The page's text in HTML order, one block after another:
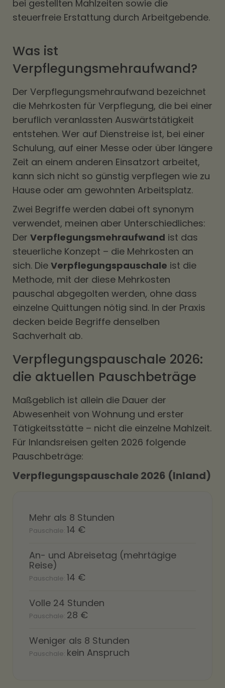
bei gestellten Mahlzeiten sowie die
steuerfreie Erstattung durch Arbeitgebende.
Was ist
Verpflegungsmehraufwand?
Der Verpflegungsmehraufwand bezeichnet
die Mehrkosten für Verpflegung, die bei einer
beruflich veranlassten Auswärtstätigkeit
entstehen. Wer auf Dienstreise ist, bei einer
Schulung, auf einer Messe oder über längere
Zeit an einem anderen Einsatzort arbeitet,
kann sich nicht so günstig verpflegen wie zu
Hause oder am gewohnten Arbeitsplatz.
Zwei Begriffe werden dabei oft synonym
verwendet, meinen aber Unterschiedliches:
Der Verpflegungsmehraufwand ist das
steuerliche Konzept – die Mehrkosten an
sich. Die Verpflegungspauschale ist die
Methode, mit der diese Mehrkosten
pauschal abgegolten werden, ohne dass
einzelne Quittungen nötig sind. In der Praxis
decken beide Begriffe denselben
Sachverhalt ab.
Verpflegungspauschale 2026:
die aktuellen Pauschbeträge
Maßgeblich ist allein die Dauer der
Abwesenheit von Wohnung und erster
Tätigkeitsstätte – nicht die einzelne Mahlzeit.
Für Inlandsreisen gelten 2026 folgende
Pauschbeträge:
Verpflegungspauschale 2026 (Inland)
Mehr als 8 Stunden
14 €
An- und Abreisetag (mehrtägige
Reise)
14 €
Volle 24 Stunden
28 €
Weniger als 8 Stunden
kein Anspruch